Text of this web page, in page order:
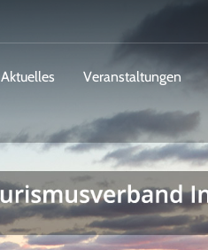
Aktuelles Veranstaltungen